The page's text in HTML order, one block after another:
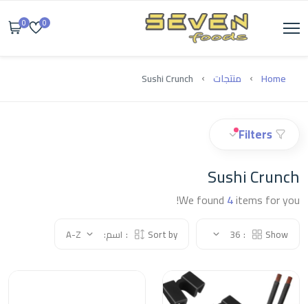
0
0
Home منتجات Sushi Crunch
Filters
Sushi Crunch
We found 4items for you!
Show:
36
Sort by: اسم: A-Z